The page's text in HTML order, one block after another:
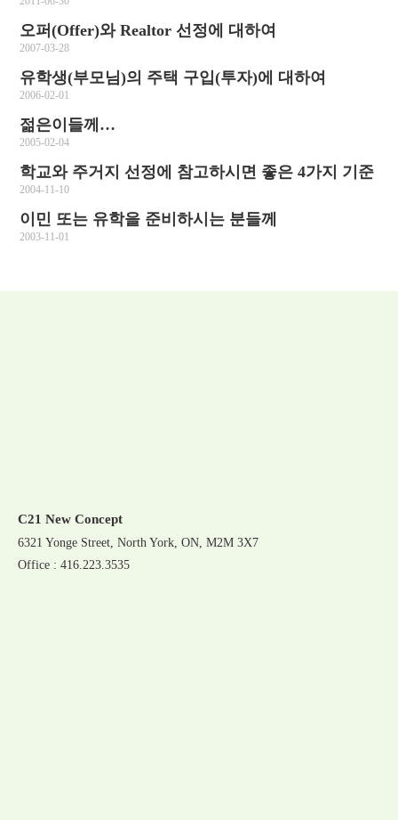
오퍼(Offer)와 Realtor 선정에 대하여
2007-03-28
유학생(부모님)의 주택 구입(투자)에 대하여
2006-02-01
젊은이들께…
2005-02-04
학교와 주거지 선정에 참고하시면 좋은 4가지 기준
2004-11-10
이민 또는 유학을 준비하시는 분들께
2003-11-01
C21 New Concept
6321 Yonge Street, North York, ON, M2M 3X7
Office : 416.223.3535